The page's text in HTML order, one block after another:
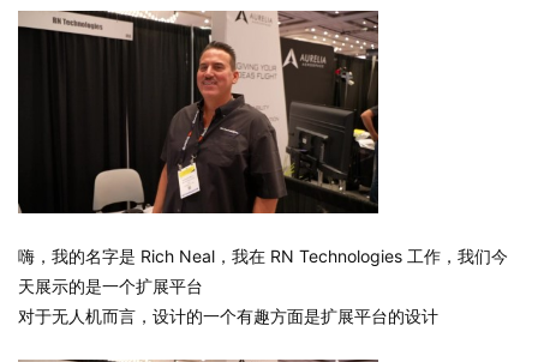
嗨，我的名字是 Rich Neal，我在 RN Technologies 工作，我们今
天展示的是一个扩展平台
对于无人机而言，设计的一个有趣方面是扩展平台的设计